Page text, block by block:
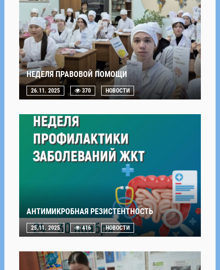
НЕДЕЛЯ ПРАВОВОЙ ПОМОЩИ
26.11. 2025 370 НОВОСТИ
АНТИМИКРОБНАЯ РЕЗИСТЕНТНОСТЬ
25.11. 2025 416 НОВОСТИ